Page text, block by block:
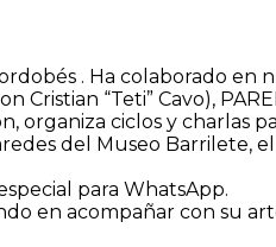
. Ha colaborado en
Cristian “Teti” Cavo),
organiza ciclos y charlas
del Museo Barrilete,
para WhatsApp.
en acompañar con su